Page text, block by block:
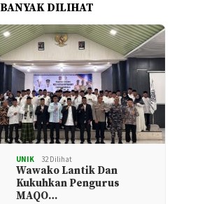
DILIHAT
UNIK 32 Dilihat
Wawako Lantik Dan
Kukuhkan Pengurus
MAQO…